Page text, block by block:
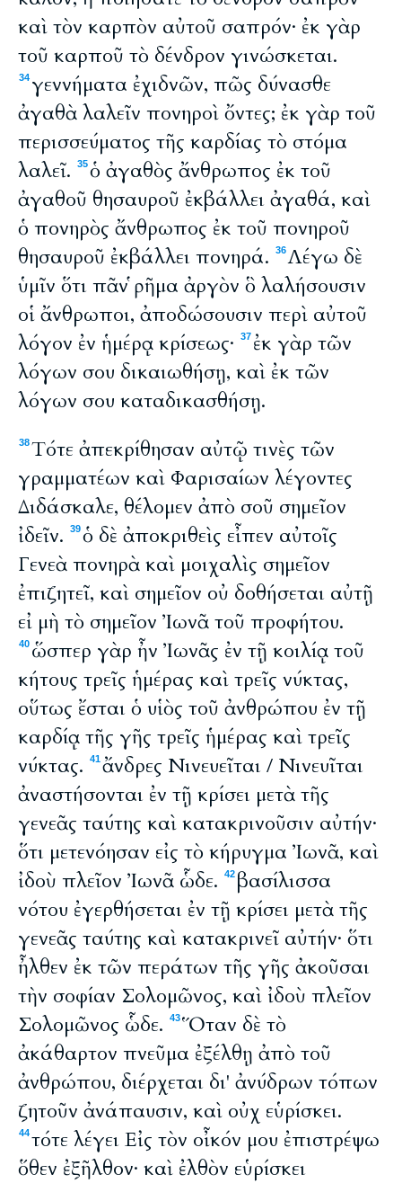
καὶ τὸν καρπὸν αὐτοῦ σαπρόν· ἐκ γὰρ
τοῦ καρποῦ τὸ δένδρον γινώσκεται.
34 γεννήματα ἐχιδνῶν, πῶς δύνασθε
ἀγαθὰ λαλεῖν πονηροὶ ὄντες; ἐκ γὰρ τοῦ
περισσεύματος τῆς καρδίας τὸ στόμα
λαλεῖ.
35ὁ ἀγαθὸς ἄνθρωπος ἐκ τοῦ
ἀγαθοῦ θησαυροῦ ἐκβάλλει ἀγαθά, καὶ
ὁ πονηρὸς ἄνθρωπος ἐκ τοῦ πονηροῦ
θησαυροῦ ἐκβάλλει πονηρά.
36Λέγω δὲ
ὑμῖν ὅτι πᾶν ῥῆμα ἀργὸν ὃ λαλήσουσιν
οἱ ἄνθρωποι, ἀποδώσουσιν περὶ αὐτοῦ
λόγον ἐν ἡμέρᾳ κρίσεως·
37 ἐκ γὰρ τῶν
λόγων σου δικαιωθήσῃ, καὶ ἐκ τῶν
λόγων σου καταδικασθήσῃ.
38Τότε ἀπεκρίθησαν αὐτῷ τινὲς τῶν
γραμματέων καὶ Φαρισαίων λέγοντες
Διδάσκαλε, θέλομεν ἀπὸ σοῦ σημεῖον
ἰδεῖν.
39ὁ δὲ ἀποκριθεὶς εἶπεν αὐτοῖς
Γενεὰ πονηρὰ καὶ μοιχαλὶς σημεῖον
ἐπιζητεῖ, καὶ σημεῖον οὐ δοθήσεται αὐτῇ
εἰ μὴ τὸ σημεῖον Ἰωνᾶ τοῦ προφήτου.
40 ὥσπερ γὰρ ἦν Ἰωνᾶς ἐν τῇ κοιλίᾳ τοῦ
κήτους τρεῖς ἡμέρας καὶ τρεῖς νύκτας,
οὕτως ἔσται ὁ υἱὸς τοῦ ἀνθρώπου ἐν τῇ
καρδίᾳ τῆς γῆς τρεῖς ἡμέρας καὶ τρεῖς
νύκτας.
41ἄνδρες Νινευεῖται / Νινευῖται
ἀναστήσονται ἐν τῇ κρίσει μετὰ τῆς
γενεᾶς ταύτης καὶ κατακρινοῦσιν αὐτήν·
ὅτι μετενόησαν εἰς τὸ κήρυγμα Ἰωνᾶ, καὶ
ἰδοὺ πλεῖον Ἰωνᾶ ὧδε.
42 βασίλισσα
νότου ἐγερθήσεται ἐν τῇ κρίσει μετὰ τῆς
γενεᾶς ταύτης καὶ κατακρινεῖ αὐτήν· ὅτι
ἦλθεν ἐκ τῶν περάτων τῆς γῆς ἀκοῦσαι
τὴν σοφίαν Σολομῶνος, καὶ ἰδοὺ πλεῖον
Σολομῶνος ὧδε.
43Ὅταν δὲ τὸ
ἀκάθαρτον πνεῦμα ἐξέλθῃ ἀπὸ τοῦ
ἀνθρώπου, διέρχεται δι' ἀνύδρων τόπων
ζητοῦν ἀνάπαυσιν, καὶ οὐχ εὑρίσκει.
44τότε λέγει Εἰς τὸν οἶκόν μου ἐπιστρέψω
ὅθεν ἐξῆλθον· καὶ ἐλθὸν εὑρίσκει